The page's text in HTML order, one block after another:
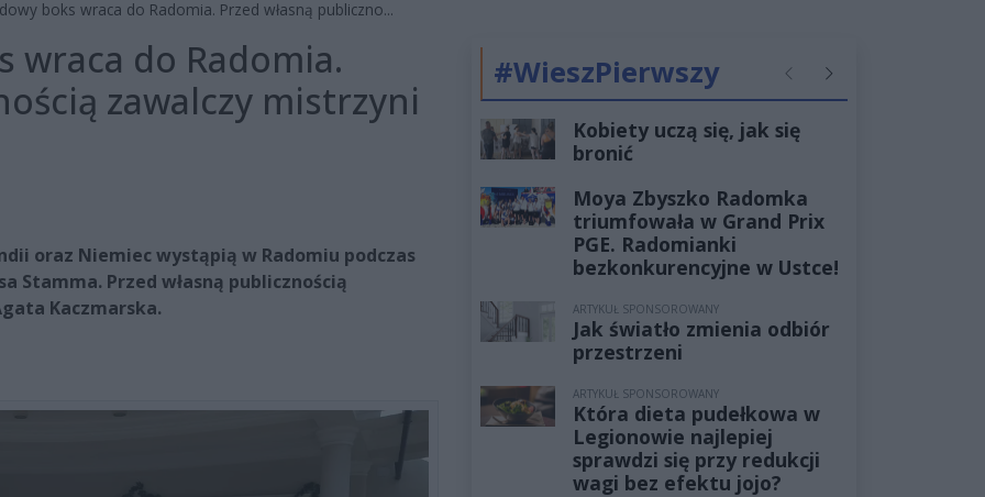
boks wraca do Radomia. Przed własną publiczno...
wraca do Radomia.
zawalczy mistrzyni
oraz Niemiec wystąpią w Radomiu podczas
Stamma. Przed własną publicznością
Kaczmarska.
#WieszPierwszy PoprzednieNastępne
Kobiety uczą się, jak się
bronić
Moya Zbyszko Radomka
triumfowała w Grand Prix
PGE. Radomianki
bezkonkurencyjne w Ustce!
ARTYKUŁ SPONSOROWANY
Jak światło zmienia odbiór
przestrzeni
ARTYKUŁ SPONSOROWANY
Która dieta pudełkowa w
Legionowie najlepiej
sprawdzi się przy redukcji
wagi bez efektu jojo?